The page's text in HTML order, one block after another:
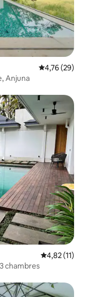
Évaluation
4,76 (29)
Anjuna
Évaluation
4,82 (11)
chambres